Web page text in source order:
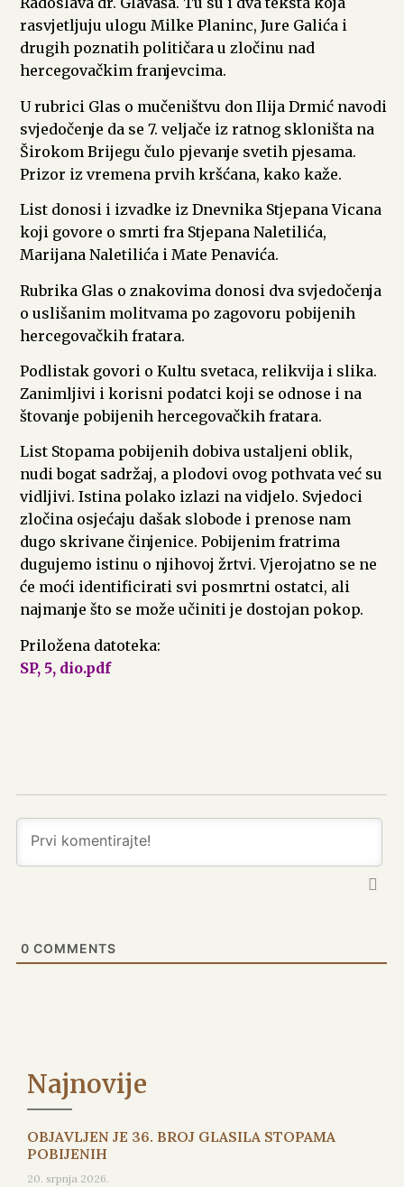
rasvjetljuju ulogu Milke Planinc, Jure Galića i
drugih poznatih političara u zločinu nad
hercegovačkim franjevcima.
U rubrici Glas o mučeništvu don Ilija Drmić navodi
svjedočenje da se 7. veljače iz ratnog skloništa na
Širokom Brijegu čulo pjevanje svetih pjesama.
Prizor iz vremena prvih kršćana, kako kaže.
List donosi i izvadke iz Dnevnika Stjepana Vicana
koji govore o smrti fra Stjepana Naletilića,
Marijana Naletilića i Mate Penavića.
Rubrika Glas o znakovima donosi dva svjedočenja
o uslišanim molitvama po zagovoru pobijenih
hercegovačkih fratara.
Podlistak govori o Kultu svetaca, relikvija i slika.
Zanimljivi i korisni podatci koji se odnose i na
štovanje pobijenih hercegovačkih fratara.
List Stopama pobijenih dobiva ustaljeni oblik,
nudi bogat sadržaj, a plodovi ovog pothvata već su
vidljivi. Istina polako izlazi na vidjelo. Svjedoci
zločina osjećaju dašak slobode i prenose nam
dugo skrivane činjenice. Pobijenim fratrima
dugujemo istinu o njihovoj žrtvi. Vjerojatno se ne
će moći identificirati svi posmrtni ostatci, ali
najmanje što se može učiniti je dostojan pokop.
Priložena datoteka:
SP, 5, dio.pdf
0 COMMENTS
Najnovije
OBJAVLJEN JE 36. BROJ GLASILA STOPAMA
POBIJENIH
20. srpnja 2026.